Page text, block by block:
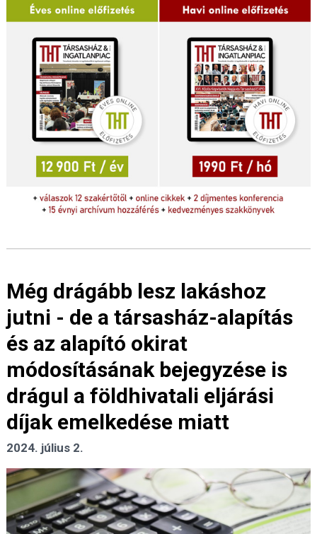
Még drágább lesz lakáshoz
jutni - de a társasház-alapítás
és az alapító okirat
módosításának bejegyzése is
drágul a földhivatali eljárási
díjak emelkedése miatt
2024. július 2.